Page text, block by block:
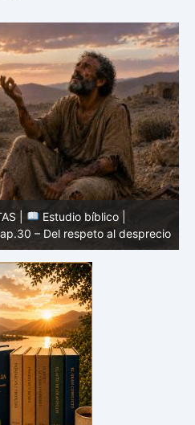
|
Estudio bíblico |
– El recuerdo de tiempos